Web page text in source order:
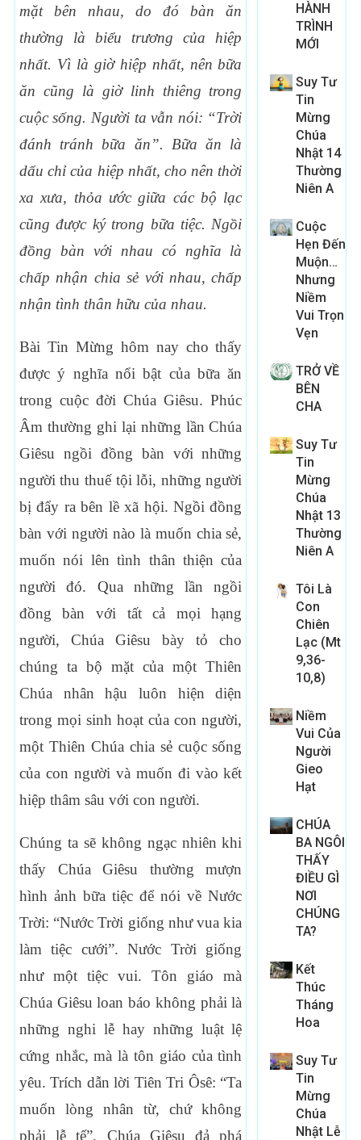
mặt bên nhau, do đó bàn ăn
thường là biểu trương của hiệp
nhất. Vì là giờ hiệp nhất, nên bữa
ăn cũng là giờ linh thiêng trong
cuộc sống. Người ta vẫn nói: “Trời
đánh tránh bữa ăn”. Bữa ăn là
dấu chỉ của hiệp nhất, cho nên thời
xa xưa, thỏa ước giữa các bộ lạc
cũng được ký trong bữa tiệc. Ngồi
đồng bàn với nhau có nghĩa là
chấp nhận chia sẻ với nhau, chấp
nhận tình thân hữu của nhau.
Bài Tin Mừng hôm nay cho thấy
được ý nghĩa nổi bật của bữa ăn
trong cuộc đời Chúa Giêsu. Phúc
Âm thường ghi lại những lần Chúa
Giêsu ngồi đồng bàn với những
người thu thuế tội lỗi, những người
bị đẩy ra bên lề xã hội. Ngồi đồng
bàn với người nào là muốn chia sẻ,
muốn nói lên tình thân thiện của
người đó. Qua những lần ngồi
đồng bàn với tất cả mọi hạng
người, Chúa Giêsu bày tỏ cho
chúng ta bộ mặt của một Thiên
Chúa nhân hậu luôn hiện diện
trong mọi sinh hoạt của con người,
một Thiên Chúa chia sẻ cuộc sống
của con người và muốn đi vào kết
hiệp thâm sâu với con người.
Chúng ta sẽ không ngạc nhiên khi
thấy Chúa Giêsu thường mượn
hình ảnh bữa tiệc để nói về Nước
Trời: “Nước Trời giống như vua kia
làm tiệc cưới”. Nước Trời giống
như một tiệc vui. Tôn giáo mà
Chúa Giêsu loan báo không phải là
những nghi lễ hay những luật lệ
cứng nhắc, mà là tôn giáo của tình
yêu. Trích dẫn lời Tiên Tri Ôsê: “Ta
muốn lòng nhân từ, chứ không
phải lễ tế”, Chúa Giêsu đả phá
HÀNH
TRÌNH
MỚI
Suy Tư
Tin
Mừng
Chúa
Nhật 14
Thường
Niên A
Cuộc
Hẹn Đến
Muộn…
Nhưng
Niềm
Vui Trọn
Vẹn
TRỞ VỀ
BÊN
CHA
Suy Tư
Tin
Mừng
Chúa
Nhật 13
Thường
Niên A
Tôi Là
Con
Chiên
Lạc (Mt
9,36-
10,8)
Niềm
Vui Của
Người
Gieo
Hạt
CHÚA
BA NGÔI
THẤY
ĐIỀU GÌ
NƠI
CHÚNG
TA?
Kết
Thúc
Tháng
Hoa
Suy Tư
Tin
Mừng
Chúa
Nhật Lễ